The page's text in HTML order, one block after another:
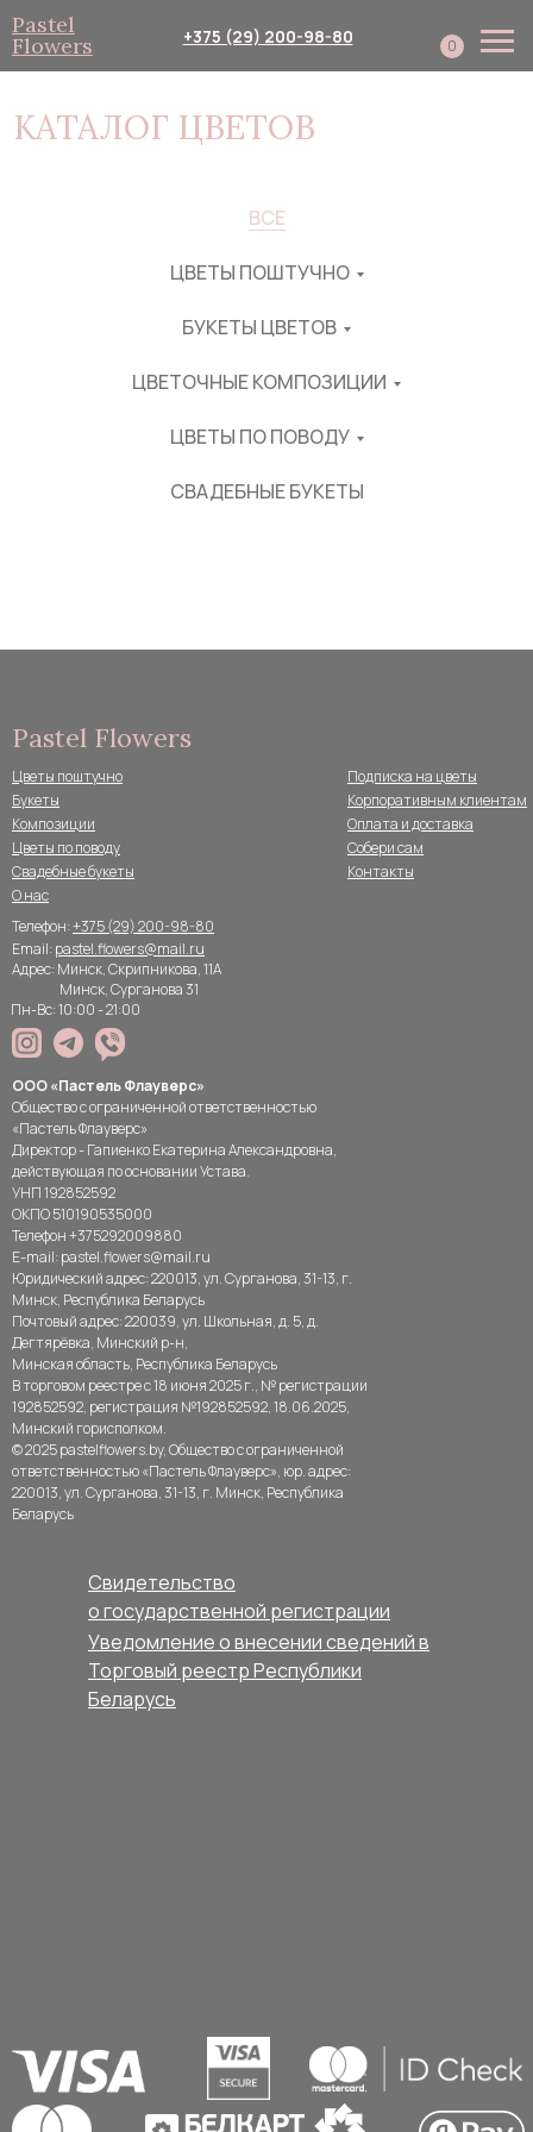
0
+375 (29) 200-98-80
Pastel
Flowers
КАТАЛОГ ЦВЕТОВ
ВСЕ
ЦВЕТЫ ПОШТУЧНО
БУКЕТЫ ЦВЕТОВ
ЦВЕТОЧНЫЕ КОМПОЗИЦИИ
ЦВЕТЫ ПО ПОВОДУ
СВАДЕБНЫЕ БУКЕТЫ
ООО «Пастель Флауверс»
Общество с ограниченной ответственностью
«Пастель Флауверс»
Директор - Гапиенко Екатерина Александровна,
действующая по основании Устава.
УНП 192852592
ОКПО 510190535000
Телефон +375292009880
E-mail: pastel.flowers@mail.ru
Юридический адрес: 220013, ул. Сурганова, 31-13, г.
Минск, Республика Беларусь
Почтовый адрес: 220039, ул. Школьная, д. 5, д.
Дегтярёвка, Минский р-н,
Минская область, Республика Беларусь
В торговом реестре с 18 июня 2025 г., № регистрации
192852592, регистрация №192852592, 18.06.2025,
Минский горисполком.
© 2025 pastelflowers.by, Общество с ограниченной
ответственностью «Пастель Флауверс», юр. адрес:
220013, ул. Сурганова, 31-13, г. Минск, Республика
Беларусь
Телефон:+375 (29) 200-98-80
Email: pastel.flowers@mail.ru
Цветы поштучно
Адрес: Минск, Скрипникова, 11А
Минск, Сурганова 31
Букеты
Композиции
Цветы по поводу
Пн-Вс: 10:00 - 21:00
Свадебные букеты
Pastel Flowers
О нас
Подписка на цветы
Корпоративным клиентам
Оплата и доставка
Собери сам
Контакты
Свидетельство
о государственной регистрации
Уведомление о внесении сведений в
Торговый реестр Республики
Беларусь